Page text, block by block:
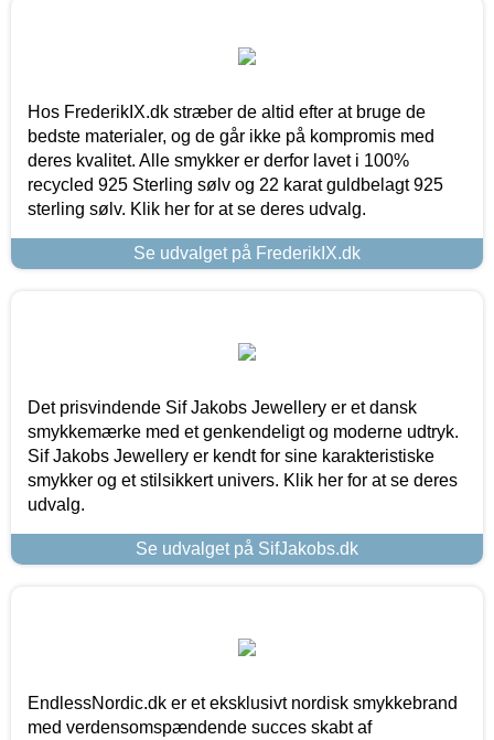
Hos FrederikIX.dk stræber de altid efter at bruge de
bedste materialer, og de går ikke på kompromis med
deres kvalitet. Alle smykker er derfor lavet i 100%
recycled 925 Sterling sølv og 22 karat guldbelagt 925
sterling sølv. Klik her for at se deres udvalg.
Se udvalget på FrederikIX.dk
Det prisvindende Sif Jakobs Jewellery er et dansk
smykkemærke med et genkendeligt og moderne udtryk.
Sif Jakobs Jewellery er kendt for sine karakteristiske
smykker og et stilsikkert univers. Klik her for at se deres
udvalg.
Se udvalget på SifJakobs.dk
EndlessNordic.dk er et eksklusivt nordisk smykkebrand
med verdensomspændende succes skabt af